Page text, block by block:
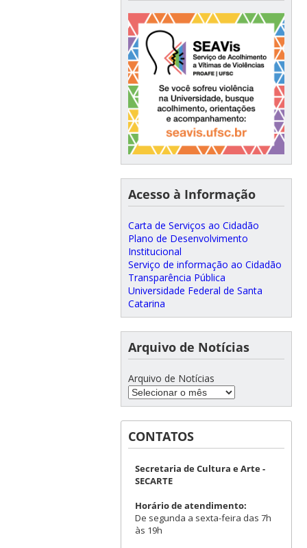
Acesso à Informação
Carta de Serviços ao Cidadão
Plano de Desenvolvimento
Institucional
Serviço de informação ao Cidadão
Transparência Pública
Universidade Federal de Santa
Catarina
Arquivo de Notícias
Arquivo de Notícias
CONTATOS
Secretaria de Cultura e Arte -
SECARTE
Horário de atendimento:
De segunda a sexta-feira das 7h
às 19h